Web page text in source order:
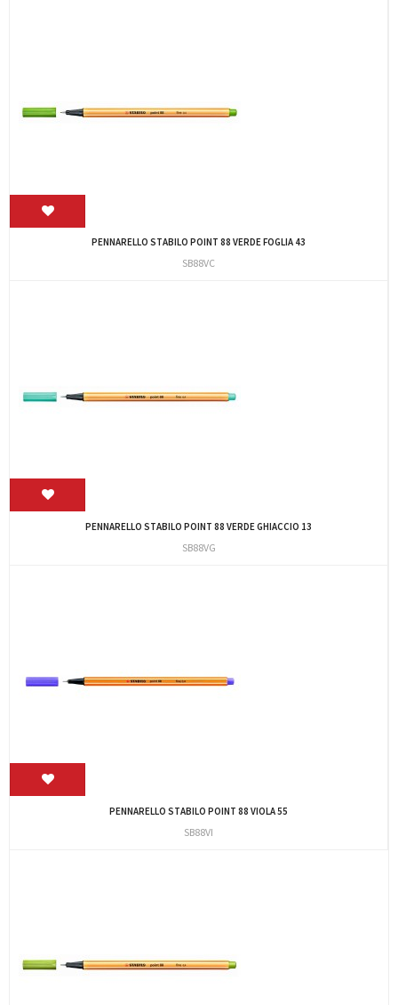
PENNARELLO STABILO POINT 88 VERDE FOGLIA 43
SB88VC
PENNARELLO STABILO POINT 88 VERDE GHIACCIO 13
SB88VG
PENNARELLO STABILO POINT 88 VIOLA 55
SB88VI